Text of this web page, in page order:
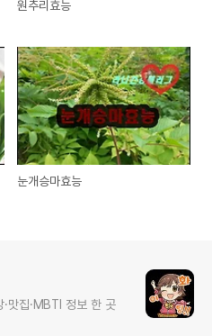
원추리효능
눈개승마효능
맛집·MBTI 정보 한 곳